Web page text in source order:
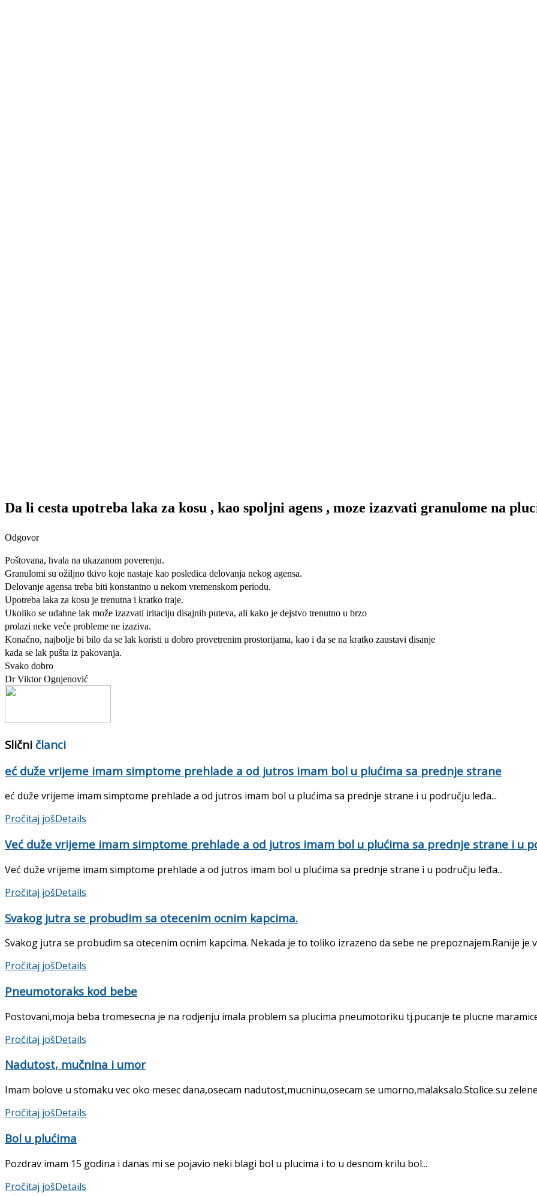
Da li cesta upotreba laka za kosu , kao spoljni agens , moze izazvati granulome na
Odgovor
Poštovana, hvala na ukazanom poverenju.
Granulomi su ožiljno tkivo koje nastaje kao posledica delovanja nekog agensa.
Delovanje agensa treba biti konstantno u nekom vremenskom periodu.
Upotreba laka za kosu je trenutna i kratko traje.
Ukoliko se udahne lak može izazvati iritaciju disajnih puteva, ali kako je dejstvo trenutno u brzo
prolazi neke veće probleme ne izaziva.
Konačno, najbolje bi bilo da se lak koristi u dobro provetrenim prostorijama, kao i da se na kratko zaustavi disanje
kada se lak pušta iz pakovanja.
Svako dobro
Dr Viktor Ognjenović
Slični članci
eć duže vrijeme imam simptome prehlade a od jutros imam bol u plućima sa prednje strane
eć duže vrijeme imam simptome prehlade a od jutros imam bol u plućima sa prednje strane i u području leđa...
Pročitaj jošDetails
Već duže vrijeme imam simptome prehlade a od jutros imam bol u plućima sa prednje strane i u
Već duže vrijeme imam simptome prehlade a od jutros imam bol u plućima sa prednje strane i u području leđa...
Pročitaj jošDetails
Svakog jutra se probudim sa otecenim ocnim kapcima.
Svakog jutra se probudim sa otecenim ocnim kapcima. Nekada je to toliko izrazeno da sebe ne prepoznajem.Ranije je
Pročitaj jošDetails
Pneumotoraks kod bebe
Postovani,moja beba tromesecna je na rodjenju imala problem sa plucima pneumotoriku tj.pucanje te plucne
Pročitaj jošDetails
Nadutost, mučnina i umor
Imam bolove u stomaku vec oko mesec dana,osecam nadutost,mucninu,osecam se umorno,malaksalo.Stolice su
Pročitaj jošDetails
Bol u plućima
Pozdrav imam 15 godina i danas mi se pojavio neki blagi bol u plucima i to u desnom krilu bol...
Pročitaj jošDetails